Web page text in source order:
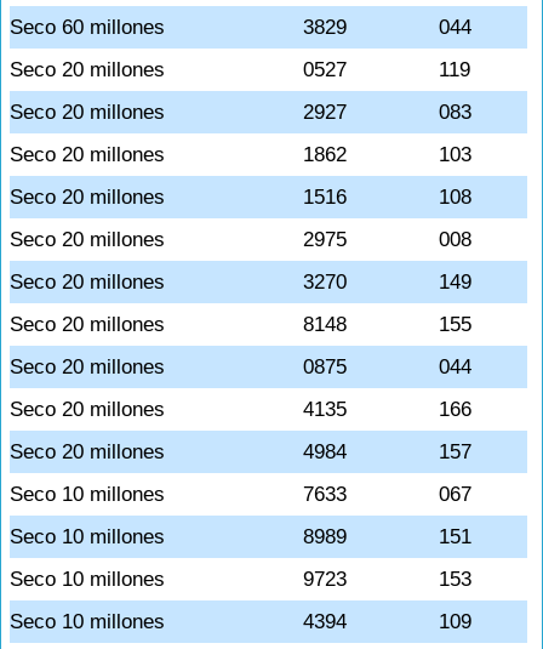
Seco 60 millones
3829
044
Seco 20 millones
0527
119
Seco 20 millones
2927
083
Seco 20 millones
1862
103
Seco 20 millones
1516
108
Seco 20 millones
2975
008
Seco 20 millones
3270
149
Seco 20 millones
8148
155
Seco 20 millones
0875
044
Seco 20 millones
4135
166
Seco 20 millones
4984
157
Seco 10 millones
7633
067
Seco 10 millones
8989
151
Seco 10 millones
9723
153
Seco 10 millones
4394
109